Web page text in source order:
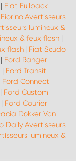
Fiat Fullback
Avertisseurs
lumineux &
& feux flash |
flash| Fiat Scudo
| Ford Ranger
| Ford Transit
Ford Connect
Ford Custom
Ford Courier
Dokker Van
Daily Avertisseurs
lumineux &